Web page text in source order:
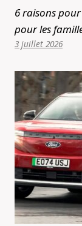
6 raisons
pour les
3 juillet 2026